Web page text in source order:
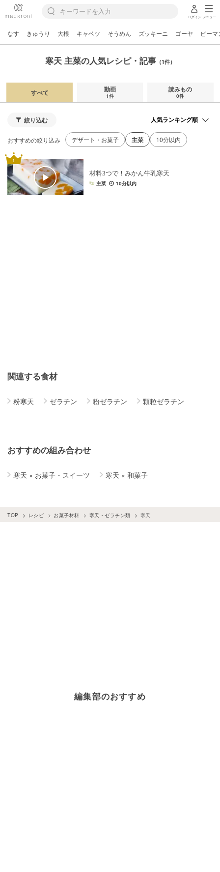
ログイン メニュー
なす きゅうり 大根 キャベツ そうめん ズッキーニ ゴーヤ ピーマ
寒天 主菜の人気レシピ・記事（1件）
すべて 動画
1件
読みもの
0件
絞り込む
おすすめの絞り込み デザート・お菓子 主菜 10分以内
材料3つで！みかん牛乳寒天
主菜 10分以内
関連する食材
粉寒天 ゼラチン 粉ゼラチン 顆粒ゼラチン
おすすめの組み合わせ
寒天 × お菓子・スイーツ 寒天 × 和菓子
TOP レシピ お菓子材料 寒天・ゼラチン類 寒天
編集部のおすすめ